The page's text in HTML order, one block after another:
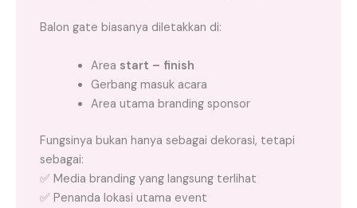
Balon gate biasanya diletakkan di:
Area start – finish
Gerbang masuk acara
Area utama branding sponsor
Fungsinya bukan hanya sebagai dekorasi, tetapi
sebagai:
✅ Media branding yang langsung terlihat
✅ Penanda lokasi utama event